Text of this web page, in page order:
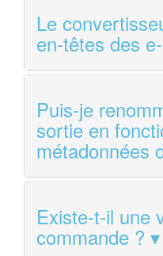
Le
en-têtes des
Puis-je
sortie en
métadonnées
Existe-t-il une
commande ?